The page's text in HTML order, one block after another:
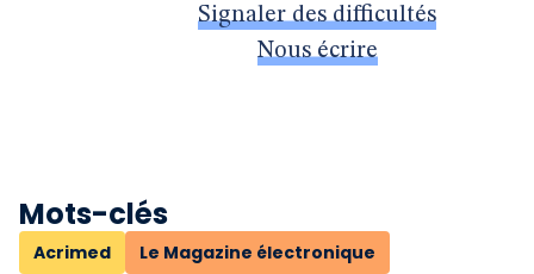
Signaler des difficultés
Nous écrire
Mots-clés
Acrimed Le Magazine électronique